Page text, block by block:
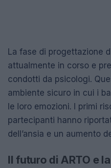
La fase di progettazione
attualmente in corso e
condotti da psicologi.
ambiente sicuro in cui i
le loro emozioni. I primi
partecipanti hanno
dell’ansia e un aumento
Il futuro di ARTO e